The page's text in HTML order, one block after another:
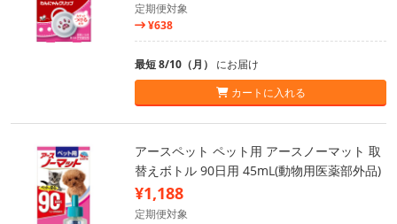
定期便対象
¥638
最短 8/10（月） にお届け
カートに入れる
アースペット ペット用 アースノーマット 取
替えボトル 90日用 45mL(動物用医薬部外品)
¥1,188
定期便対象